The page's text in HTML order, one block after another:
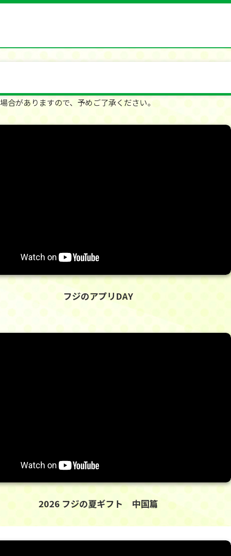
合がありますので、予めご了承ください。
フジのアプリDAY
2026 フジの夏ギフト 中国篇